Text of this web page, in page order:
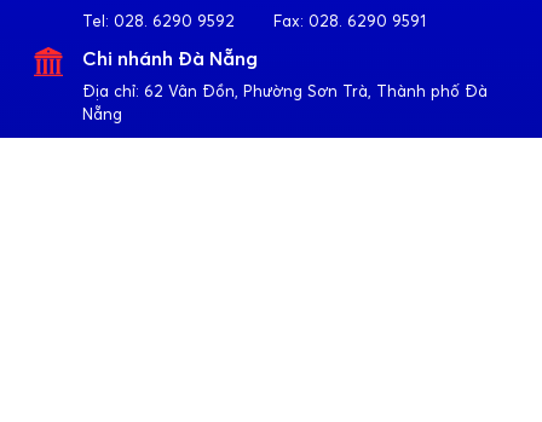
Tel: 028. 6290 9592 Fax: 028. 6290 9591
Chi nhánh Đà Nẵng
Địa chỉ: 62 Vân Đồn, Phường Sơn Trà, Thành phố Đà
Nẵng